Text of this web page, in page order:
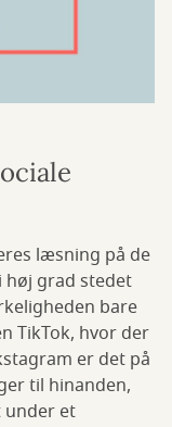
læsning på de
høj grad stedet
bare
TikTok, hvor der
er det på
til hinanden,
under et